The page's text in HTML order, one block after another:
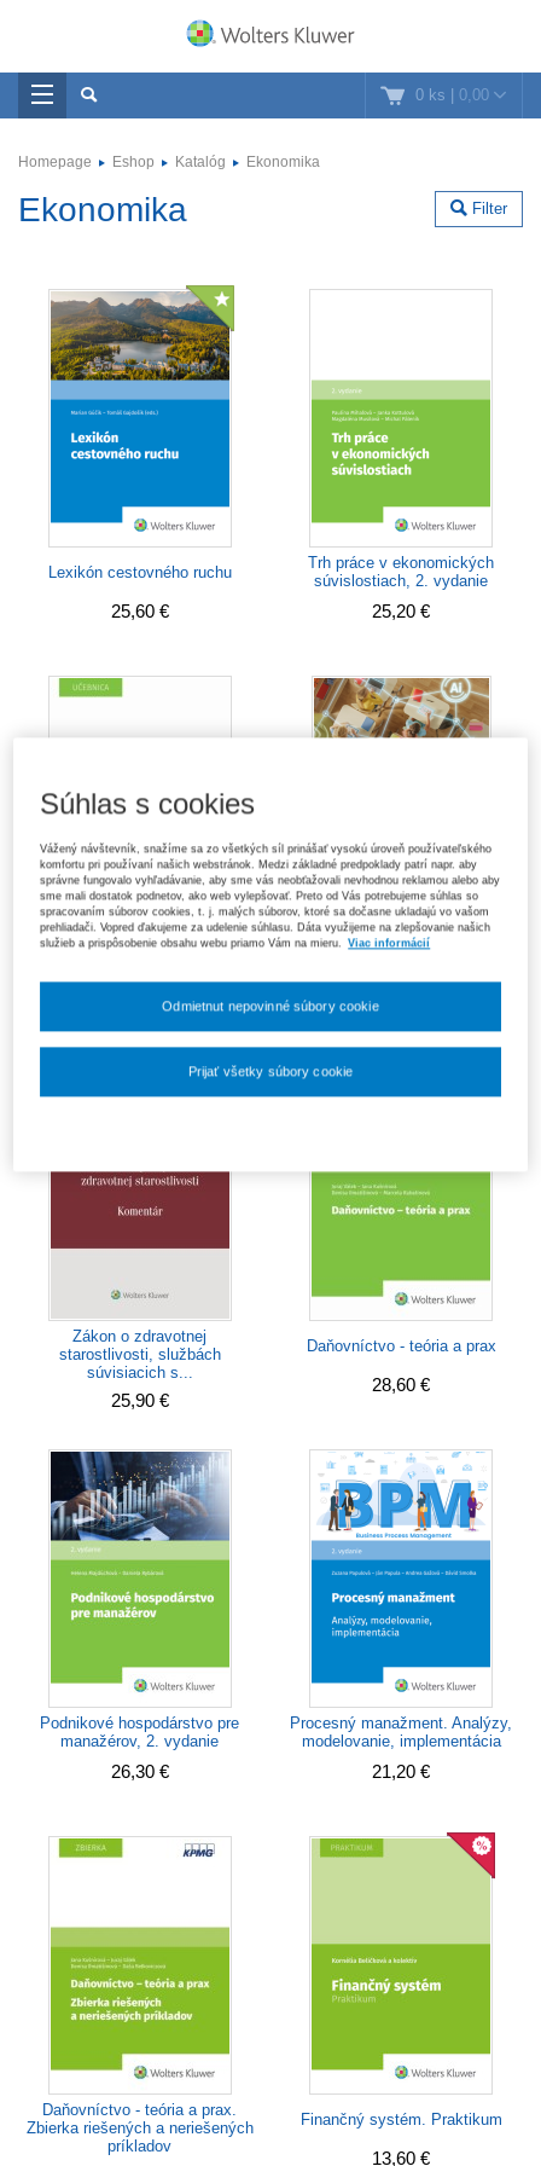
0 ks | 0,00
Homepage Eshop Katalóg Ekonomika
Filter
Ekonomika
Lexikón cestovného ruchu
25,60 €
Trh práce v ekonomických
súvislostiach, 2. vydanie
25,20 €
21,30 €
Zákon o zdravotnej
starostlivosti, službách
súvisiacich s...
25,90 €
Daňovníctvo - teória a prax
28,60 €
Podnikové hospodárstvo pre
manažérov, 2. vydanie
26,30 €
Procesný manažment. Analýzy,
modelovanie, implementácia
21,20 €
Daňovníctvo - teória a prax.
Zbierka riešených a neriešených
príkladov
Finančný systém. Praktikum
13,60 €
Súhlas s cookies
Vážený návštevník, snažíme sa zo všetkých síl prinášať vysokú úroveň používateľského
komfortu pri používaní našich webstránok. Medzi základné predpoklady patrí napr. aby
správne fungovalo vyhľadávanie, aby sme vás neobťažovali nevhodnou reklamou alebo aby
sme mali dostatok podnetov, ako web vylepšovať. Preto od Vás potrebujeme súhlas so
spracovaním súborov cookies, t. j. malých súborov, ktoré sa dočasne ukladajú vo vašom
prehliadači. Vopred ďakujeme za udelenie súhlasu. Dáta využijeme na zlepšovanie našich
služieb a prispôsobenie obsahu webu priamo Vám na mieru.
Viac informácií
Odmietnut nepovinné súbory cookie
Prijať všetky súbory cookie